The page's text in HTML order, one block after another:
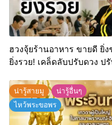
ฮวงจุ้ยร้านอาหาร ขายดี ยิ่ง
ยิ่งรวย! เคล็ดลับปรับดวง ป
น่ารู้สายมู
น่ารู้อื่นๆ
ไหว้พระขอพร